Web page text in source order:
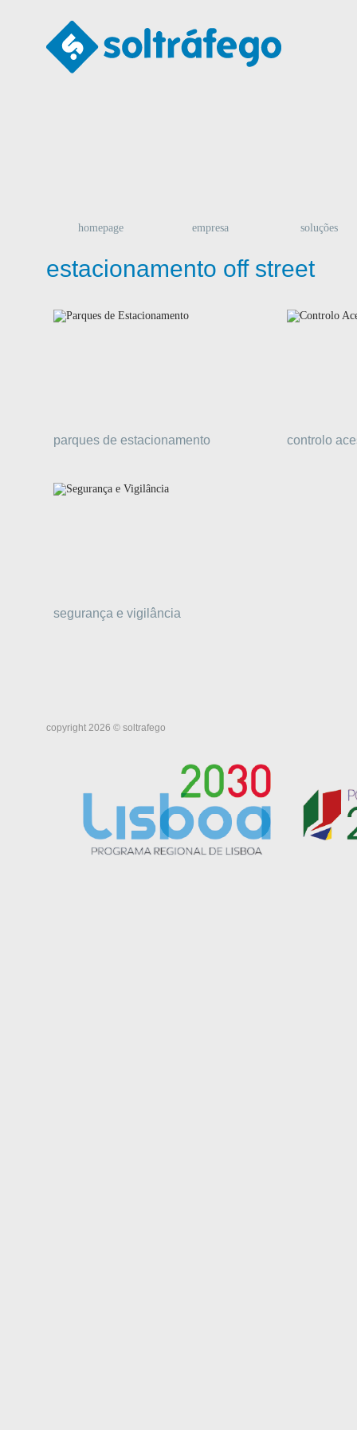
homepage empresa soluções
estacionamento off street
parques de estacionamento controlo
segurança e vigilância
copyright 2026 © soltrafego